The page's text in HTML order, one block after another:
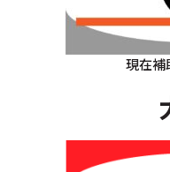
現在補